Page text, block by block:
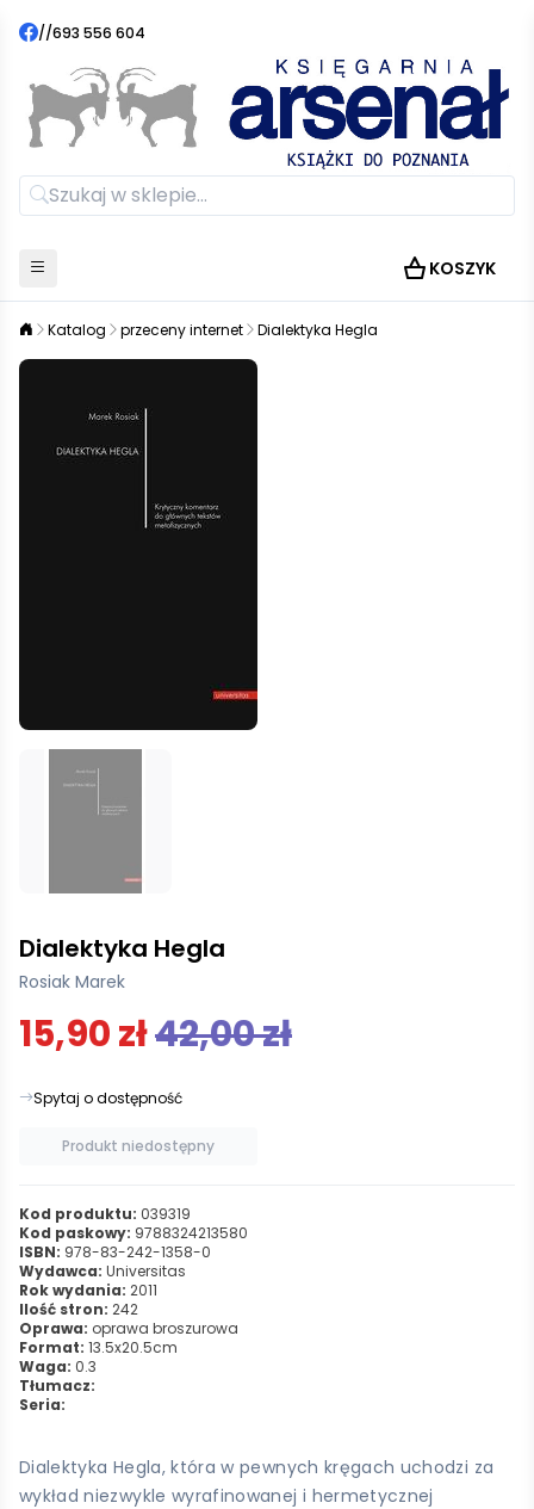
//693 556 604
KOSZYK
Katalog przeceny internet Dialektyka Hegla
Dialektyka Hegla
Rosiak Marek
15,90 zł42,00 zł
Spytaj o dostępność
Produkt niedostępny
Kod produktu: 039319
Kod paskowy: 9788324213580
ISBN: 978-83-242-1358-0
Wydawca: Universitas
Rok wydania: 2011
Ilość stron: 242
Oprawa: oprawa broszurowa
Format: 13.5x20.5cm
Waga: 0.3
Tłumacz:
Seria:
Dialektyka Hegla, która w pewnych kręgach uchodzi za
wykład niezwykle wyrafinowanej i hermetycznej